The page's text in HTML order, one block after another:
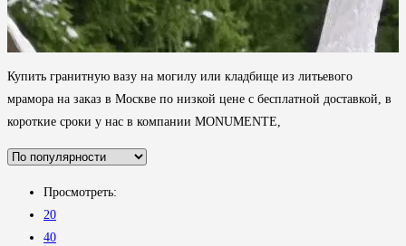
Купить гранитную вазу на могилу или кладбище из литьевого
мрамора на заказ в Москве по низкой цене с бесплатной доставкой, в
короткие сроки у нас в компании MONUMENTE,
Просмотреть:
20
40